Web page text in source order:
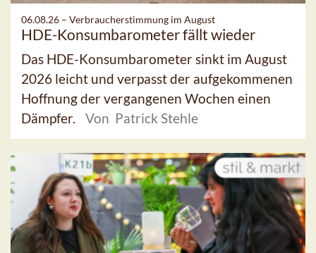
06.08.26 – Verbraucherstimmung im August
HDE-Konsumbarometer fällt wieder
Das HDE-Konsumbarometer sinkt im August
2026 leicht und verpasst der aufgekommenen
Hoffnung der vergangenen Wochen einen
Dämpfer.
Von Patrick Stehle